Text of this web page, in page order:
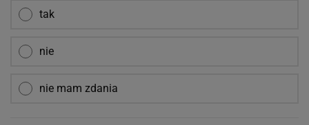
tak
nie
nie mam zdania